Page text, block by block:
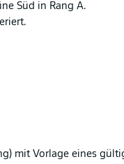
Süd in Rang A.
mit Vorlage eines